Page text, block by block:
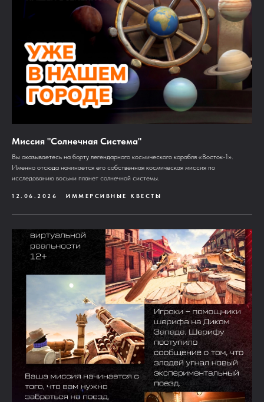
Миссия "Солнечная Система"
Вы оказываетесь на борту легендарного космического корабля «Восток-1».
Именно отсюда начинается его собственная космическая миссия по
исследованию восьми планет солнечной системы.
12.06.2026 ИММЕРСИВНЫЕ КВЕСТЫ